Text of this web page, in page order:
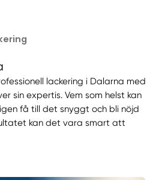
lackering i Dalarna med
sin expertis. Vem som helst kan
få till det snyggt och bli nöjd
kan det vara smart att